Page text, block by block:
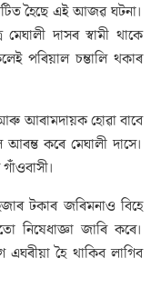
হৈছে এই আজৱ ঘটনা।
দাসৰ স্বামী থাকে
পৰিয়াল চম্ভালি থকাৰ
আৰামদায়ক হোৱা বাবে
আৰম্ভ কৰে মেঘালী দাসে।
টকাৰ জৰিমনাও বিহে
নিষেধাজ্ঞা জাৰি কৰে।
এঘৰীয়া হৈ থাকিব লাগিব